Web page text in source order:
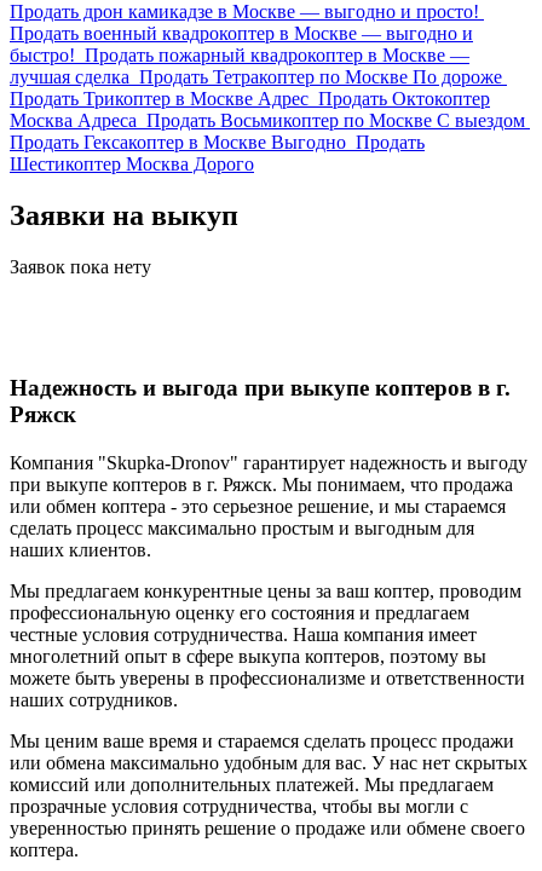
Продать дрон камикадзе в Москве — выгодно и просто!
Продать военный квадрокоптер в Москве — выгодно и
быстро! Продать пожарный квадрокоптер в Москве —
лучшая сделка Продать Тетракоптер по Москве По дороже
Продать Трикоптер в Москве Адрес Продать Октокоптер
Москва Адреса Продать Восьмикоптер по Москве С выездом
Продать Гексакоптер в Москве Выгодно Продать
Шестикоптер Москва Дорого
Заявки на выкуп
Заявок пока нету
Надежность и выгода при выкупе коптеров в г.
Ряжск
Компания "Skupka-Dronov" гарантирует надежность и выгоду
при выкупе коптеров в г. Ряжск. Мы понимаем, что продажа
или обмен коптера - это серьезное решение, и мы стараемся
сделать процесс максимально простым и выгодным для
наших клиентов.
Мы предлагаем конкурентные цены за ваш коптер, проводим
профессиональную оценку его состояния и предлагаем
честные условия сотрудничества. Наша компания имеет
многолетний опыт в сфере выкупа коптеров, поэтому вы
можете быть уверены в профессионализме и ответственности
наших сотрудников.
Мы ценим ваше время и стараемся сделать процесс продажи
или обмена максимально удобным для вас. У нас нет скрытых
комиссий или дополнительных платежей. Мы предлагаем
прозрачные условия сотрудничества, чтобы вы могли с
уверенностью принять решение о продаже или обмене своего
коптера.